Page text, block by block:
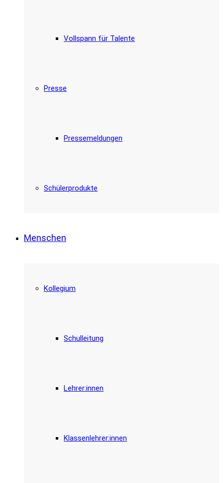
Vollspann für Talente
Presse
Pressemeldungen
Schülerprodukte
Menschen
Kollegium
Schulleitung
Lehrer:innen
Klassenlehrer:innen